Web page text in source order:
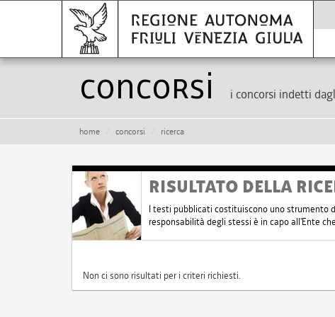
Concorsi i concorsi indetti
home concorsi ricerca
RISULTATO DELLA
I testi pubblicati costituiscono uno strumento
responsabilità degli stessi è in capo all'Ente
Non ci sono risultati per i criteri richiesti.